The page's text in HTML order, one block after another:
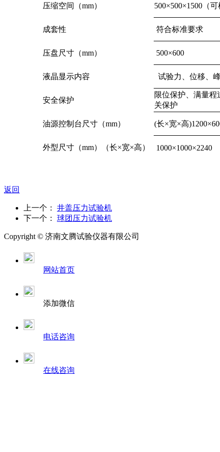
压缩空间（mm） 500×500×1500（
成套性 符合标准要求
压盘尺寸（mm） 500×600
液晶显示内容 试验力、位移、
安全保护
限位保护、满量
关保护
油源控制台尺寸（mm） (长×宽×高
外型尺寸（mm）（长×宽×高） 1000×1000×2240
返回
上一个： 井盖压力试验机
下一个： 球团压力试验机
Copyright © 济南文腾试验仪器有限公司
网站首页
添加微信
电话咨询
在线咨询